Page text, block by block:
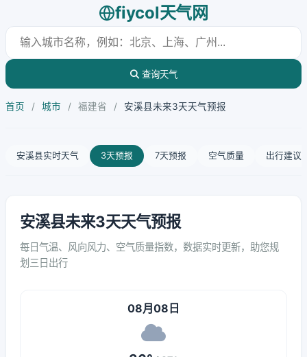
fiycol天气网
查询天气
首页 / 城市 / 福建省 / 安溪县未来3天天气预报
安溪县实时天气 3天预报 7天预报 空气质量 出行建议
安溪县未来3天天气预报
每日气温、风向风力、空气质量指数，数据实时更新，助您规
划三日出行
08月08日